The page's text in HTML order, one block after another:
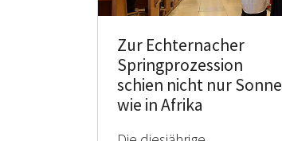
Zur Echternacher
Springprozession
schien nicht nur Sonne
wie in Afrika